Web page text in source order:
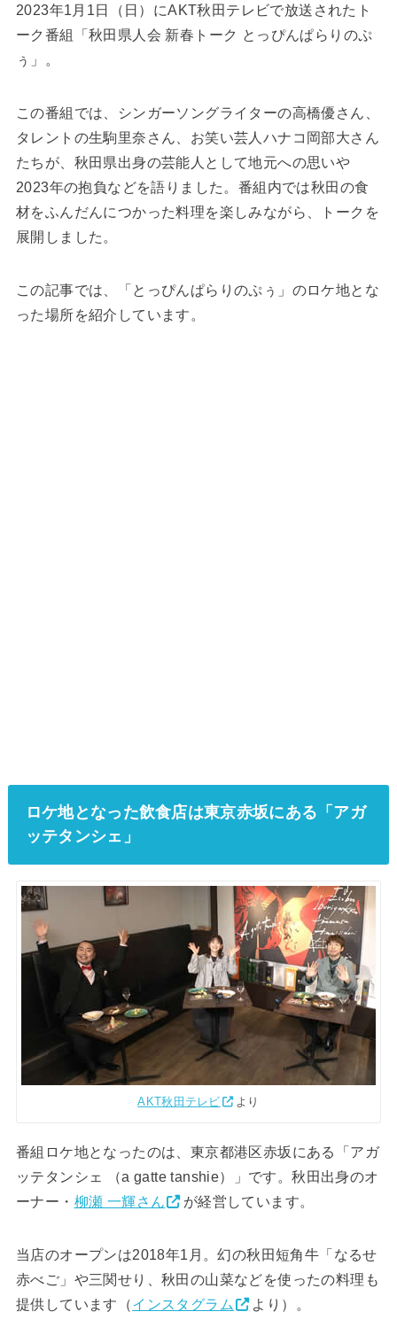
2023年1月1日（日）にAKT秋田テレビで放送されたト
ーク番組「秋田県人会 新春トーク とっぴんぱらりのぷ
ぅ」。
この番組では、シンガーソングライターの高橋優さん、
タレントの生駒里奈さん、お笑い芸人ハナコ岡部大さん
たちが、秋田県出身の芸能人として地元への思いや
2023年の抱負などを語りました。番組内では秋田の食
材をふんだんにつかった料理を楽しみながら、トークを
展開しました。
この記事では、「とっぴんぱらりのぷぅ」のロケ地とな
った場所を紹介しています。
ロケ地となった飲食店は東京赤坂にある「アガ
ッテタンシェ」
AKT秋田テレビ より
番組ロケ地となったのは、東京都港区赤坂にある「アガ
ッテタンシェ （a gatte tanshie）」です。秋田出身のオ
ーナー・ 柳瀬 一輝さん が経営しています。
当店のオープンは2018年1月。幻の秋田短角牛「なるせ
赤べご」や三関せり、秋田の山菜などを使ったの料理も
提供しています（インスタグラム より）。